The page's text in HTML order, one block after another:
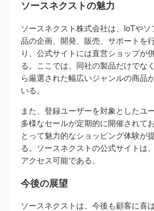
ソースネクストの魅力
ソースネクスト株式会社は、IoTやソ
品の企画、開発、販売、サポートを
り、公式サイトには直営ショップが
る。ここでは、同社の製品だけでな
ら厳選された幅広いジャンルの商品
いる。
また、登録ユーザーを対象としたユ
多様なセールが定期的に開催されて
とって魅力的なショッピング体験が
る。ソースネクストの公式サイトは、
アクセス可能である。
今後の展望
ソースネクストは、今後も顧客に喜